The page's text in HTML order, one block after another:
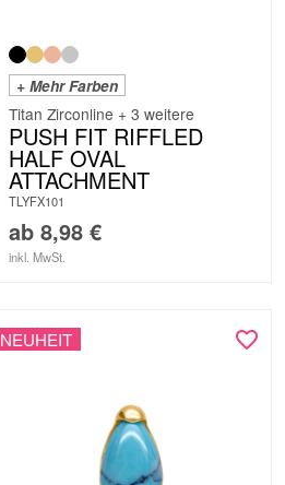
+ Mehr Farben
Titan Zirconline + 3 weitere
PUSH FIT RIFFLED
HALF OVAL
ATTACHMENT
TLYFX101
ab 8,98 €
inkl. MwSt.
NEUHEIT